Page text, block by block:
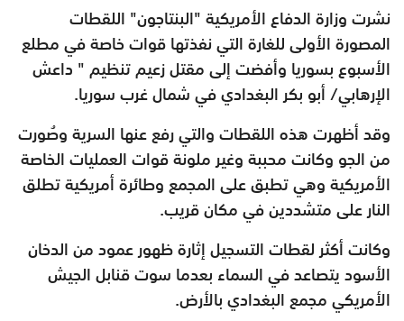
نشرت وزارة الدفاع الأمريكية "البنتاجون" اللقطات
المصورة الأولى للغارة التي نفذتها قوات خاصة في مطلع
الأسبوع بسوريا وأفضت إلى مقتل زعيم تنظيم " داعش
الإرهابي/أبو بكر البغدادي في شمال غرب سوريا.
وقد أظهرت هذه اللقطات والتي رفع عنها السرية وصُورت
من الجو وكانت محببة وغير ملونة قوات العمليات الخاصة
الأمريكية وهي تطبق على المجمع وطائرة أمريكية تطلق
النار على متشددين في مكان قريب.
وكانت أكثر لقطات التسجيل إثارة ظهور عمود من الدخان
الأسود يتصاعد في السماء بعدما سوت قنابل الجيش
الأمريكي مجمع البغدادي بالأرض.